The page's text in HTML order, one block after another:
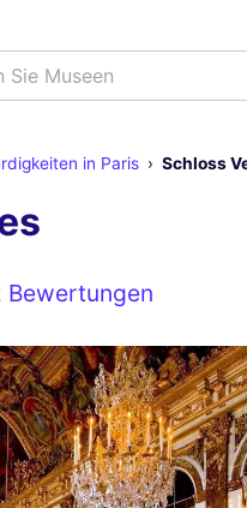
Sie Museen
in Paris Schloss
Bewertungen